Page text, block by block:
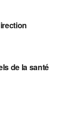
de la santé